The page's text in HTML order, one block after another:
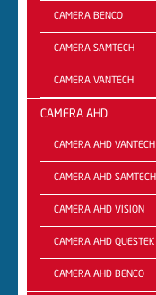
CAMERA BENCO
CAMERA SAMTECH
CAMERA VANTECH
CAMERA AHD
CAMERA AHD VANTECH
CAMERA AHD SAMTECH
CAMERA AHD VISION
CAMERA AHD QUESTEK
CAMERA AHD BENCO